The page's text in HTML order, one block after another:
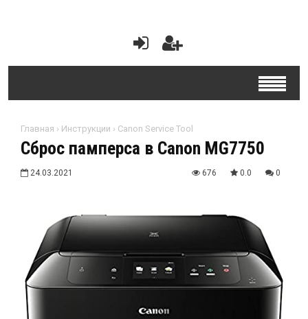
Главная › Инструкции › Canon Service Tool
Сброс памперса в Canon MG7750
24.03.2021 676 0.0 0